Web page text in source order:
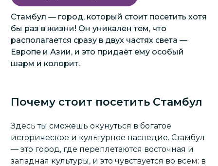
Стамбул — город, который стоит посетить хотя
бы раз в жизни! Он уникален тем, что
располагается сразу в двух частях света —
Европе и Азии, и это придаёт ему особый
шарм и колорит.
Почему стоит посетить Стамбул
Здесь ты сможешь окунуться в богатое
историческое и культурное наследие.Стамбул
— это город, где переплетаются восточная и
западная культуры, и это чувствуется во всём: в